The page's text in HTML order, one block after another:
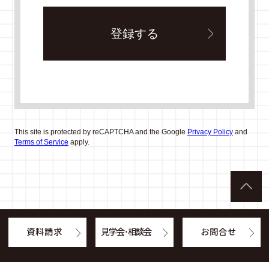
This site is protected by reCAPTCHA and the Google Privacy Policyand
Terms of Service apply.
資料請求 見学会・相談会 お問合せ